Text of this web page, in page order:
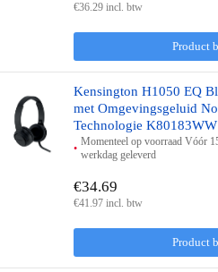
Product
€36.29 incl. btw
Kensington H1050 EQ
met Omgevingsgeluid
Technologie K80183WW
Momenteel op voorraad Vóór
werkdag geleverd
Product
€34.69
€41.97 incl. btw